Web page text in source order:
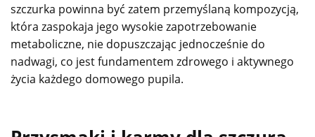
szczurka powinna być zatem przemyślaną kompozycją,
która zaspokaja jego wysokie zapotrzebowanie
metaboliczne, nie dopuszczając jednocześnie do
nadwagi, co jest fundamentem zdrowego i aktywnego
życia każdego domowego pupila.